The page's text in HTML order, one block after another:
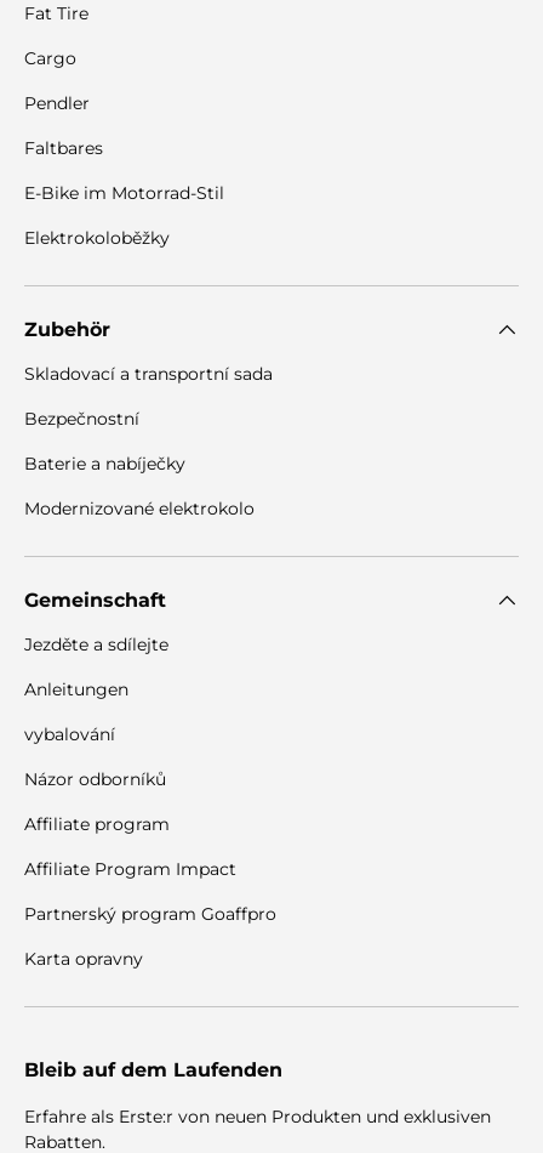
Fat Tire
Cargo
Pendler
Faltbares
E-Bike im Motorrad-Stil
Elektrokoloběžky
Zubehör
Skladovací a transportní sada
Bezpečnostní
Baterie a nabíječky
Modernizované elektrokolo
Gemeinschaft
Jezděte a sdílejte
Anleitungen
vybalování
Názor odborníků
Affiliate program
Affiliate Program Impact
Partnerský program Goaffpro
Karta opravny
Bleib auf dem Laufenden
Erfahre als Erste:r von neuen Produkten und exklusiven
Rabatten.